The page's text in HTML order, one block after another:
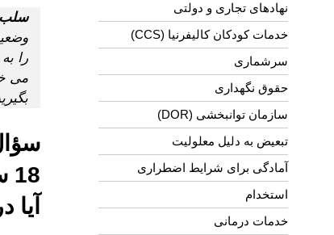
نهادهای تجاری و دولتی
خدمات کودکان کالیفرنیا (CCS)
سرشماری
حقوق نگهداری
سازمان توانبخشی (DOR)
تبعیض به دلیل معلولیت
آمادگی برای شرایط اضطراری
استخدام
خدمات درمانی
سلب
را